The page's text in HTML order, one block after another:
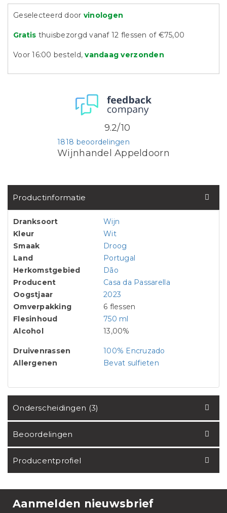
Geselecteerd door vinologen
Gratis thuisbezorgd vanaf 12 flessen of €75,00
Voor 16:00 besteld,vandaag verzonden
Wijnhandel Appeldoorn
1818 beoordelingen
9.2/10
Productinformatie
Dranksoort
Wijn
Kleur
Wit
Smaak
Droog
Land
Portugal
Herkomstgebied
Dão
Producent
Casa da Passarella
Oogstjaar
2023
Omverpakking
6 flessen
Flesinhoud
750 ml
Alcohol
13,00%
Druivenrassen
100% Encruzado
Allergenen
Bevat sulfieten
Onderscheidingen (3)
Beoordelingen
Producentprofiel
Aanmelden nieuwsbrief